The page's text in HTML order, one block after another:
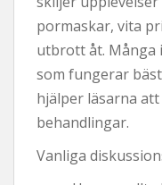
pormaskar, vita
utbrott åt. Många
som fungerar
hjälper läsarna
behandlingar.
Vanliga